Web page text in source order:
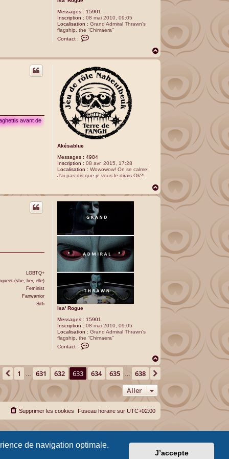
de navigation optimale.
J’accepte
Messages : 15901
Inscription : 08 mai 2010, 09:05
Localisation : Grand Admiral Thrawn's
flagship, the “Chimaera”
Contact :
a
c
t
e
r
I
s
a
'
R
o
g
u
e
H
a
Akésablue
Messages : 4984
Inscription : 08 avr. 2015, 17:28
Localisation : Wowowow! On se calme!
J'ai pas dis que je vous le dirais Ok?!
avant de
a
Isa' Rogue
Messages : 15901
Inscription : 08 mai 2010, 09:05
Localisation : Grand Admiral Thrawn's
flagship, the “Chimaera”
Contact :
a
c
t
r
a
e
LGBTQ+
(she, her, elle)
Feminist
Fanwarrior
Sith
H
a
t
633 sur638
Précédent
1 631 632 633 634 635 638
Aller
Fuseau horaire sur UTC+02:00
Supprimer les cookies